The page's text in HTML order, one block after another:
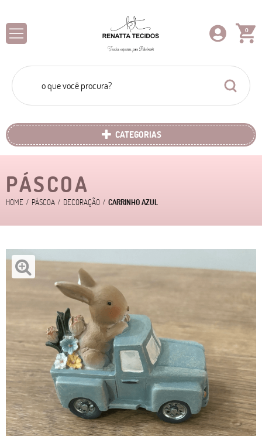
0
CATEGORIAS
PÁSCOA
HOME PÁSCOA DECORAÇÃO CARRINHO AZUL